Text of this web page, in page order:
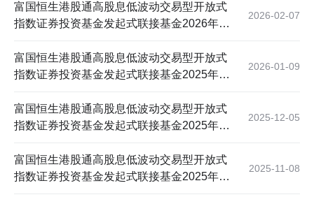
富国恒生港股通高股息低波动交易型开放式
指数证券投资基金发起式联接基金2026年第
2026-02-07
富国恒生港股通高股息低波动交易型开放式
指数证券投资基金发起式联接基金2025年第
2026-01-09
富国恒生港股通高股息低波动交易型开放式
指数证券投资基金发起式联接基金2025年第
2025-12-05
富国恒生港股通高股息低波动交易型开放式
指数证券投资基金发起式联接基金2025年第
2025-11-08